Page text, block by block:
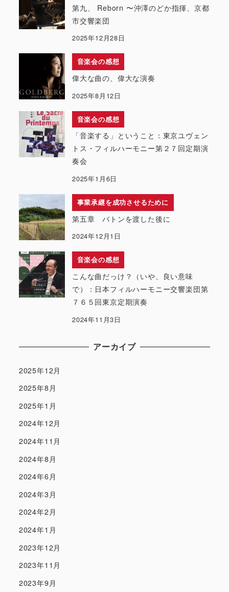
第九、 Reborn 〜沖澤のどか指揮、京都
市交響楽団
2025年12月28日
音楽会の感想
偉大な曲の、偉大な演奏
2025年8月12日
音楽会の感想
「音楽する」ということ：東京ユヴェン
トス・フィルハーモニー第２７回定期演
奏会
2025年1月6日
事業承継を成功させるために
第五章 バトンを渡した後に
2024年12月1日
音楽会の感想
こんな曲だっけ？（いや、良い意味
で）：日本フィルハーモニー交響楽団第
７６５回東京定期演奏
2024年11月3日
アーカイブ
2025年12月
2025年8月
2025年1月
2024年12月
2024年11月
2024年8月
2024年6月
2024年3月
2024年2月
2024年1月
2023年12月
2023年11月
2023年9月